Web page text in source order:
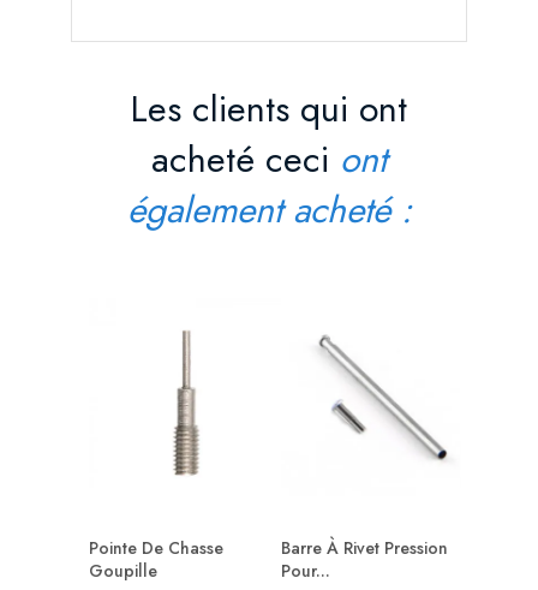
Les clients qui ont
acheté ceci ont
également acheté :
Pointe De Chasse
Goupille
Barre À Rivet Pression
Pour...